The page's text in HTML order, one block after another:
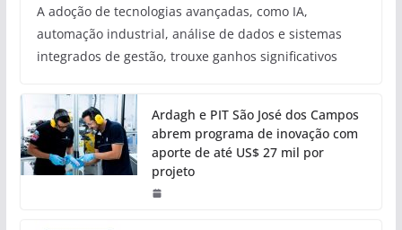
A adoção de tecnologias avançadas, como IA,
automação industrial, análise de dados e sistemas
integrados de gestão, trouxe ganhos significativos
Ardagh e PIT São José dos Campos
abrem programa de inovação com
aporte de até US$ 27 mil por
projeto